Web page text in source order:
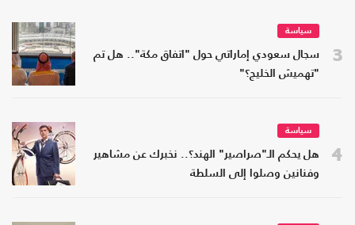
3
سياسة
سجال سعودي إماراتي حول "اتفاق مكة".. هل تم
"تهميش الخليج؟"
4
سياسة
هل يحكم الـ"صراصير" الهند؟.. نخبرك عن مشاهير
وفنانين وصلوا إلى السلطة